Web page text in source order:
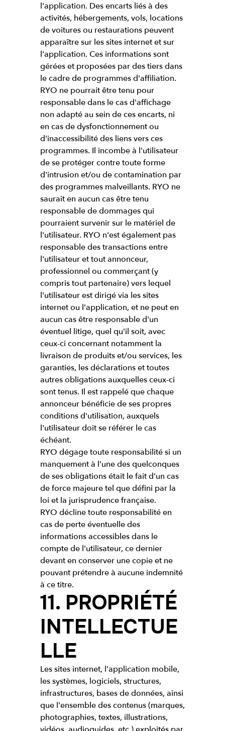
l'application. Des encarts liés à des
activités, hébergements, vols, locations
de voitures ou restaurations peuvent
apparaître sur les sites internet et sur
l'application. Ces informations sont
gérées et proposées par des tiers dans
le cadre de programmes d'affiliation.
RYO ne pourrait être tenu pour
responsable dans le cas d'affichage
non adapté au sein de ces encarts, ni
en cas de dysfonctionnement ou
d'inaccessibilité des liens vers ces
programmes. Il incombe à l'utilisateur
de se protéger contre toute forme
d'intrusion et/ou de contamination par
des programmes malveillants. RYO ne
saurait en aucun cas être tenu
responsable de dommages qui
pourraient survenir sur le matériel de
l'utilisateur. RYO n'est également pas
responsable des transactions entre
l'utilisateur et tout annonceur,
professionnel ou commerçant (y
compris tout partenaire) vers lequel
l'utilisateur est dirigé via les sites
internet ou l'application, et ne peut en
aucun cas être responsable d'un
éventuel litige, quel qu'il soit, avec
ceux-ci concernant notamment la
livraison de produits et/ou services, les
garanties, les déclarations et toutes
autres obligations auxquelles ceux-ci
sont tenus. Il est rappelé que chaque
annonceur bénéficie de ses propres
conditions d'utilisation, auxquels
l'utilisateur doit se référer le cas
échéant.
RYO dégage toute responsabilité si un
manquement à l'une des quelconques
de ses obligations était le fait d'un cas
de force majeure tel que défini par la
loi et la jurisprudence française.
RYO décline toute responsabilité en
cas de perte éventuelle des
informations accessibles dans le
compte de l'utilisateur, ce dernier
devant en conserver une copie et ne
pouvant prétendre à aucune indemnité
à ce titre.
11. PROPRIÉTÉ
INTELLECTUE
LLE
Les sites internet, l'application mobile,
les systèmes, logiciels, structures,
infrastructures, bases de données, ainsi
que l'ensemble des contenus (marques,
photographies, textes, illustrations,